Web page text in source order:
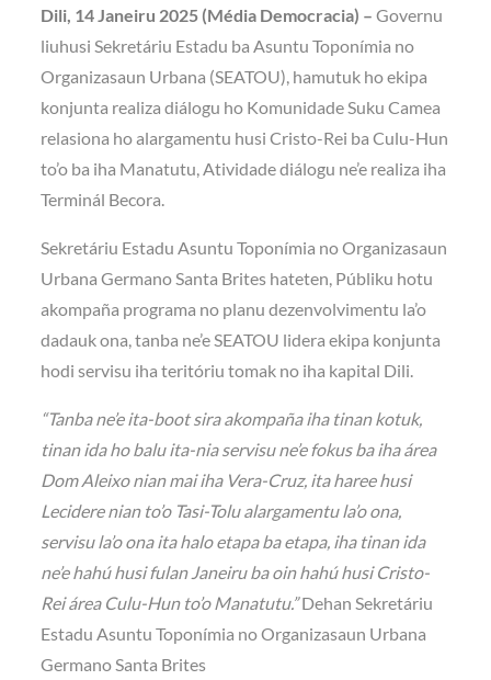
Dili, 14 Janeiru 2025 (Média Democracia) – Governu
liuhusi Sekretáriu Estadu ba Asuntu Toponímia no
Organizasaun Urbana (SEATOU), hamutuk ho ekipa
konjunta realiza diálogu ho Komunidade Suku Camea
relasiona ho alargamentu husi Cristo-Rei ba Culu-Hun
to’o ba iha Manatutu, Atividade diálogu ne’e realiza iha
Terminál Becora.
Sekretáriu Estadu Asuntu Toponímia no Organizasaun
Urbana Germano Santa Brites hateten, Públiku hotu
akompaña programa no planu dezenvolvimentu la’o
dadauk ona, tanba ne’e SEATOU lidera ekipa konjunta
hodi servisu iha teritóriu tomak no iha kapital Dili.
“Tanba ne’e ita-boot sira akompaña iha tinan kotuk,
tinan ida ho balu ita-nia servisu ne’e fokus ba iha área
Dom Aleixo nian mai iha Vera-Cruz, ita haree husi
Lecidere nian to’o Tasi-Tolu alargamentu la’o ona,
servisu la’o ona ita halo etapa ba etapa, iha tinan ida
ne’e hahú husi fulan Janeiru ba oin hahú husi Cristo-
Rei área Culu-Hun to’o Manatutu.”Dehan Sekretáriu
Estadu Asuntu Toponímia no Organizasaun Urbana
Germano Santa Brites